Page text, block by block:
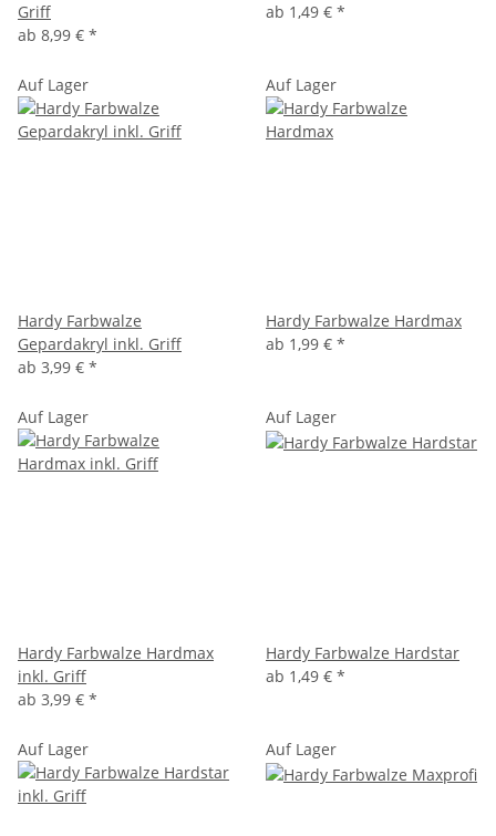
Griff
ab 8,99 € *
ab 1,49 € *
Auf Lager
Hardy Farbwalze
Gepardakryl inkl. Griff
ab 3,99 € *
Auf Lager
Hardy Farbwalze Hardmax
ab 1,99 € *
Auf Lager
Hardy Farbwalze Hardmax
inkl. Griff
ab 3,99 € *
Auf Lager
Hardy Farbwalze Hardstar
ab 1,49 € *
Auf Lager Auf Lager